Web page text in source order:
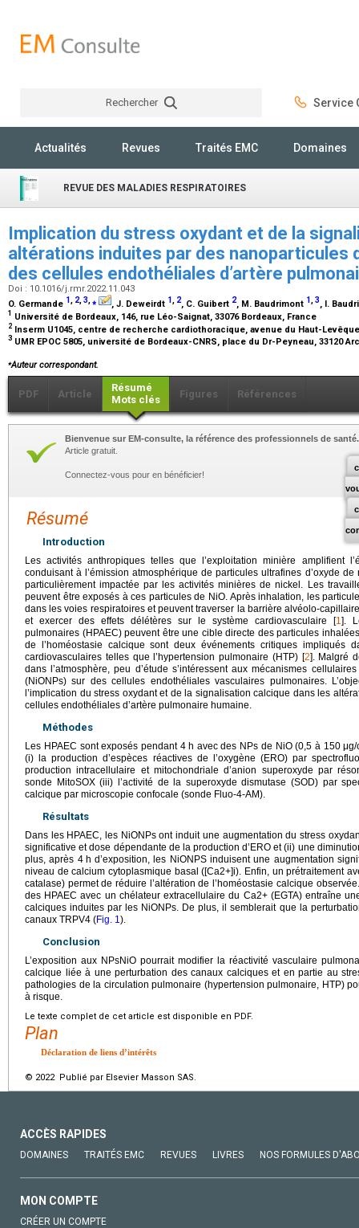
Rechercher Service
Actualités Revues Traités EMC Domaines
REVUE DES MALADIES RESPIRATOIRES
Implication du stress oxydant et de la
altérations induites par des nanoparticules
des cellules endothéliales d’artère
Doi : 10.1016/j.rmr.2022.11.043
O. Germande 1, 2,3,⁎ , J. Deweirdt 1, 2, C. Guibert 2, M. Baudrimont 1,3, I.
1 Université de Bordeaux, 146, rue Léo-Saignat, 33076 Bordeaux, France
2 Inserm U1045, centre de recherche cardiothoracique, avenue du Haut-
3 UMR EPOC 5805, université de Bordeaux-CNRS, place du Dr-Peyneau, 33120
⁎Auteur correspondant.
PDF Article
Résumé
Mots clés
Figures Références
Bienvenue sur EM-consulte, la référence des professionnels de santé.
Article gratuit.
Connectez-vous pour en bénéficier!
Résumé
Introduction
Les activités anthropiques telles que l’exploitation minière amplifient
conduisant à l’émission atmosphérique de particules ultrafines d’oxyde
particulièrement impactée par les activités minières de nickel. Les
peuvent être exposés à ces particules de NiO. Après inhalation, les
dans les voies respiratoires et peuvent traverser la barrière alvéolo-
et exercer des effets délétères sur le système cardiovasculaire [1 ].
pulmonaires (HPAEC) peuvent être une cible directe des particules
de l’homéostasie calcique sont deux événements critiques impliqués
cardiovasculaires telles que l’hypertension pulmonaire (HTP) [2]. Malgré
dans l’atmosphère, peu d’étude s’intéressent aux mécanismes
(NiONPs) sur des cellules endothéliales vasculaires pulmonaires.
l’implication du stress oxydant et de la signalisation calcique dans les
cellules endothéliales d’artère pulmonaire humaine.
Méthodes
Les HPAEC sont exposés pendant 4 h avec des NPs de NiO (0,5 à 150 μg/
(i) la production d’espèces réactives de l’oxygène (ERO) par
production intracellulaire et mitochondriale d’anion superoxyde par
sonde MitoSOX (iii) l’activité de la superoxyde dismutase (SOD) par
calcique par microscopie confocale (sonde Fluo-4-AM).
Résultats
Dans les HPAEC, les NiONPs ont induit une augmentation du stress
significative et dose dépendante de la production d’ERO et (ii) une
plus, après 4 h d’exposition, les NiONPS induisent une augmentation
niveau de calcium cytoplasmique basal ([Ca2+]i). Enfin, un prétraitement
catalase) permet de réduire l’altération de l’homéostasie calcique
des HPAEC avec un chélateur extracellulaire du Ca2+ (EGTA) entraîne
calciques induites par les NiONPs. De plus, il semblerait que la
canaux TRPV4 (Fig. 1 ).
Conclusion
L’exposition aux NPsNiO pourrait modifier la réactivité vasculaire
calcique liée à une perturbation des canaux calciques et en partie au
pathologies de la circulation pulmonaire (hypertension pulmonaire, HTP)
à risque.
Le texte complet de cet article est disponible en PDF.
Plan
Déclaration de liens d’intérêts
© 2022 Publié par Elsevier Masson SAS.
ACCÈS RAPIDES
DOMAINES TRAITÉS EMC REVUES LIVRES NOS FORMULES
MON COMPTE
CRÉER UN COMPTE